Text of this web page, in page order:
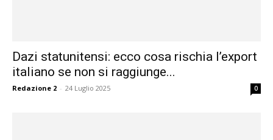
Dazi statunitensi: ecco cosa rischia l’export
italiano se non si raggiunge...
Redazione 2 - 24 Luglio 2025 0